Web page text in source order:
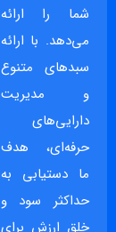
شما را ارائه
می‌دهد. با ارائه
سبدهای متنوع
و مدیریت
دارایی‌های
حرفه‌ای، هدف
ما دستیابی به
حداکثر سود و
خلق ارزش برای